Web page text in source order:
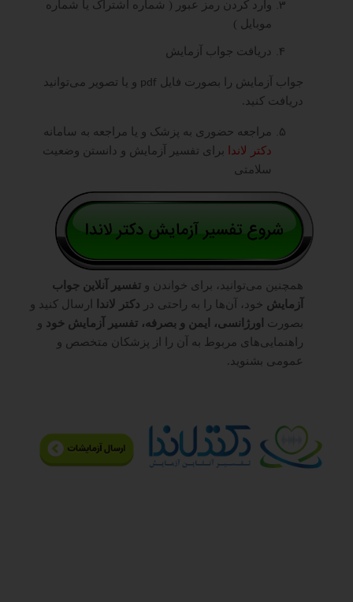
وارد کردن رمز عبور ( شماره اشتراک یا شماره
موبایل )
دریافت جواب آزمایش
جواب آزمایش را بصورت فایل pdf و یا تصویر می‌توانید
دریافت کنید.
مراجعه حضوری به پزشک و یا مراجعه به سامانه
دکتر لاندا برای تفسیر آزمایش و دانستن وضعیت
سلامتی
همچنین می‌توانید، برای خواندن و تفسیر آنلاین جواب
آزمایش خود، آن‌ها را به راحتی در دکتر لاندا
ارسال کنید و
بصورت
اورژانسی، ایمن و بصرفه، تفسیر آزمایش خود و
راهنمایی‌های مربوط به آن را از پزشکان متخصص و
عمومی بشنوید.